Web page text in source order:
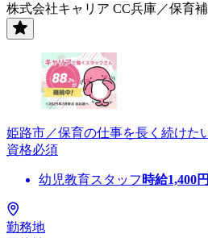
株式会社キャリア CC兵庫／保育補
姫路市／保育の仕事を長く続け
資格必須
幼児教育スタッフ 時給1,400
勤務地